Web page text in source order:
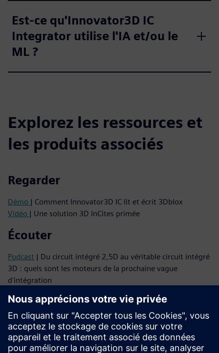
Est-ce qu'Innovator3D IC
Integrator utilise l'IA et/ou le
ML ?
Explorez les ressources et
les produits associés
Regarder
Démo | Comment Innovator3D IC lit et écrit 3Dblox
Vidéo | Une solution 3D InCites primée
Écouter
Podcast | Du circuit intégré 2,5D au véritable circuit intégré
3D : quels sont les moteurs de la prochaine vague
d'intégration
changement de mentalité et comment y parvenir
Lire
Brochure| Suite de solutions de circuits intégrés